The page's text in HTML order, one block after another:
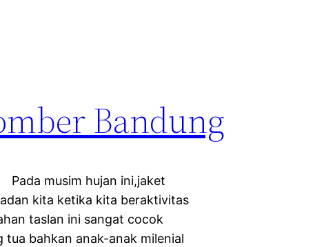
Bandung
musim hujan ini,jaket
kita ketika kita beraktivitas
taslan ini sangat cocok
tua bahkan anak-anak milenial